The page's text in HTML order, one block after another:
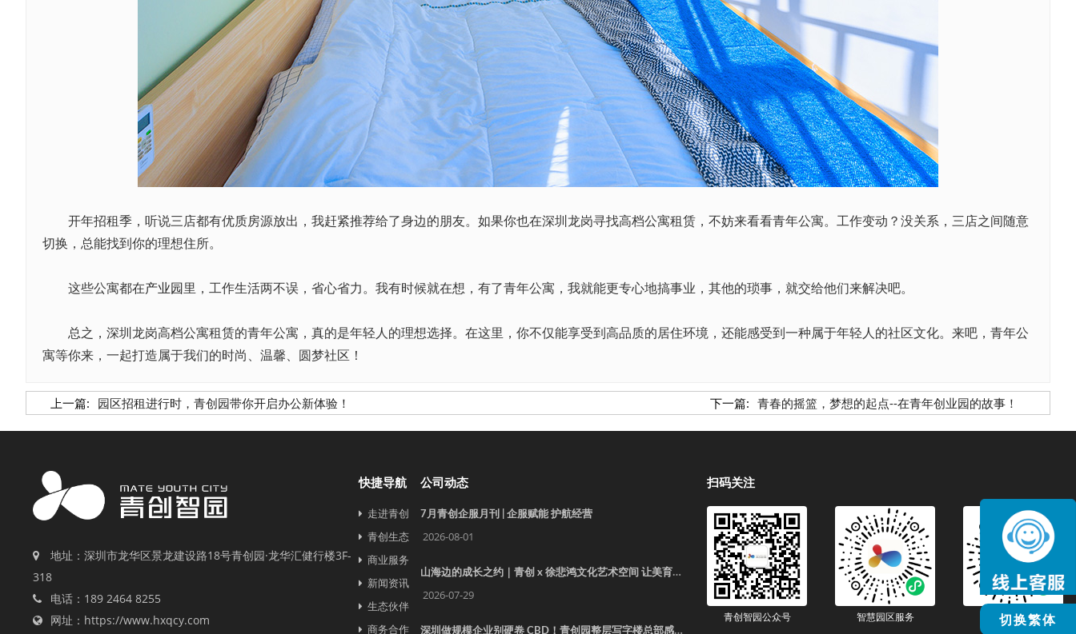
开年招租季，听说三店都有优质房源放出，我赶紧推荐给了身边的朋友。如果你也在深圳龙岗寻找高档公寓租赁，不妨来看看青年公寓。工作变动？没关系，三店之间随意
切换，总能找到你的理想住所。
这些公寓都在产业园里，工作生活两不误，省心省力。我有时候就在想，有了青年公寓，我就能更专心地搞事业，其他的琐事，就交给他们来解决吧。
总之，深圳龙岗高档公寓租赁的青年公寓，真的是年轻人的理想选择。在这里，你不仅能享受到高品质的居住环境，还能感受到一种属于年轻人的社区文化。来吧，青年公
寓等你来，一起打造属于我们的时尚、温馨、圆梦社区！
上一篇: 园区招租进行时，青创园带你开启办公新体验！ 下一篇: 青春的摇篮，梦想的起点--在青年创业园的故事！
切换繁体
地址：深圳市龙华区景龙建设路18号青创园·龙华汇健行楼3F-
318
电话：189 2464 8255
网址：https://www.hxqcy.com
快捷导航
走进青创
青创生态
商业服务
新闻资讯
生态伙伴
商务合作
公司动态
7月青创企服月刊 | 企服赋能 护航经营
2026-08-01
山海边的成长之约｜青创 x 徐悲鸿文化艺术空间 让美育照见更远的世界
2026-07-29
深圳做规模企业别硬卷 CBD！青创园整层写字楼总部感拉满
扫码关注
青创智园公众号 智慧园区服务 智慧生活服务